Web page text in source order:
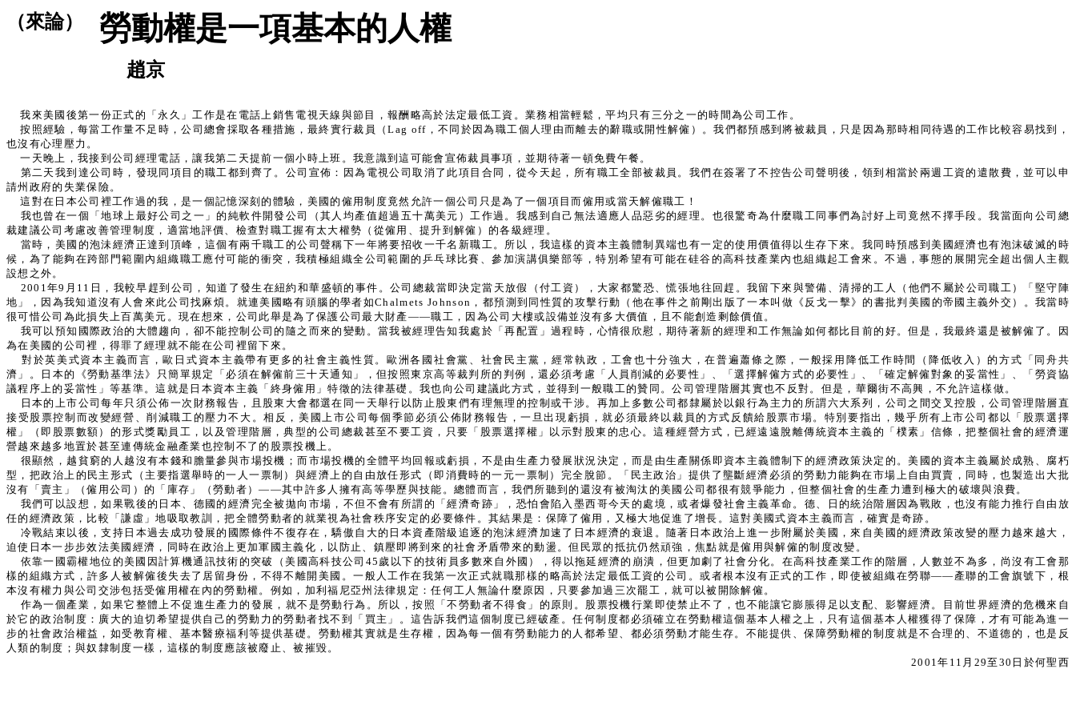
（來論） 勞動權是一項基本的人權
趙京
我來美國後第一份正式的「永久」工作是在電話上銷售電視天線與節目，報酬略高於法定最低工資。業務相當輕鬆，平均只有三分之一的時間為公司工作。
按照經驗，每當工作量不足時，公司總會採取各種措施，最終實行裁員（Lag off，不同於因為職工個人理由而離去的辭職或開性解僱）。我們都預感到將被裁員，只是因為那時相同待遇的工作比較容易找到，
也沒有心理壓力。
一天晚上，我接到公司經理電話，讓我第二天提前一個小時上班。我意識到這可能會宣佈裁員事項，並期待著一頓免費午餐。
第二天我到達公司時，發現同項目的職工都到齊了。公司宣佈：因為電視公司取消了此項目合同，從今天起，所有職工全部被裁員。我們在簽署了不控告公司聲明後，領到相當於兩週工資的遣散費，並可以申
請州政府的失業保險。
這對在日本公司裡工作過的我，是一個記憶深刻的體驗，美國的僱用制度竟然允許一個公司只是為了一個項目而僱用或當天解僱職工！
我也曾在一個「地球上最好公司之一」的純軟件開發公司（其人均產值超過五十萬美元）工作過。我感到自己無法適應人品惡劣的經理。也很驚奇為什麼職工同事們為討好上司竟然不擇手段。我當面向公司總
裁建議公司考慮改善管理制度，適當地評價、檢查對職工握有太大權勢（從僱用、提升到解僱）的各級經理。
當時，美國的泡沬經濟正達到頂峰，這個有兩千職工的公司聲稱下一年將要招收一千名新職工。所以，我這樣的資本主義體制異端也有一定的使用價值得以生存下來。我同時預感到美國經濟也有泡沫破滅的時
候，為了能夠在跨部門範圍內組織職工應付可能的衝突，我積極組織全公司範圍的乒乓球比賽、參加演講俱樂部等，特別希望有可能在硅谷的高科技產業內也組織起工會來。不過，事態的展開完全超出個人主觀
設想之外。
2001年9月11日，我較早趕到公司，知道了發生在紐約和華盛頓的事件。公司總裁當即決定當天放假（付工資），大家都驚恐、慌張地往回趕。我留下來與警備、清掃的工人（他們不屬於公司職工）「堅守陣
地」，因為我知道沒有人會來此公司找麻煩。就連美國略有頭腦的學者如Chalmets Johnson，都預測到同性質的攻擊行動（他在事件之前剛出版了一本叫做《反戈一擊》的書批判美國的帝國主義外交）。我當時
很可惜公司為此損失上百萬美元。現在想來，公司此舉是為了保護公司最大財產——職工，因為公司大樓或設備並沒有多大價值，且不能創造剩餘價值。
我可以預知國際政治的大體趨向，卻不能控制公司的隨之而來的變動。當我被經理告知我處於「再配置」過程時，心情很欣慰，期待著新的經理和工作無論如何都比目前的好。但是，我最終還是被解僱了。因
為在美國的公司裡，得罪了經理就不能在公司裡留下來。
對於英美式資本主義而言，歐日式資本主義帶有更多的社會主義性質。歐洲各國社會黨、社會民主黨，經常執政，工會也十分強大，在普遍蕭條之際，一般採用降低工作時間（降低收入）的方式「同舟共
濟」。日本的《勞動基準法》只簡單規定「必須在解僱前三十天通知」，但按照東京高等裁判所的判例，還必須考慮「人員削減的必要性」、「選擇解僱方式的必要性」、「確定解僱對象的妥當性」、「勞資協
議程序上的妥當性」等基準。這就是日本資本主義「終身僱用」特徵的法律基礎。我也向公司建議此方式，並得到一般職工的贊同。公司管理階層其實也不反對。但是，華爾街不高興，不允許這樣做。
日本的上市公司每年只須公佈一次財務報告，且股東大會都選在同一天舉行以防止股東們有理無理的控制或干涉。再加上多數公司都隸屬於以銀行為主力的所謂六大系列，公司之間交叉控股，公司管理階層直
接受股票控制而改變經營、削減職工的壓力不大。相反，美國上市公司每個季節必須公佈財務報告，一旦出現虧損，就必須最終以裁員的方式反饋給股票市場。特別要指出，幾乎所有上市公司都以「股票選擇
權」（即股票數額）的形式獎勵員工，以及管理階層，典型的公司總裁甚至不要工資，只要「股票選擇權」以示對股東的忠心。這種經營方式，已經遠遠脫離傳統資本主義的「樸素」信條，把整個社會的經濟運
營越來越多地置於甚至連傳統金融產業也控制不了的股票投機上。
很顯然，越貧窮的人越沒有本錢和膽量參與市場投機；而市場投機的全體平均回報或虧損，不是由生產力發展狀況決定，而是由生產關係即資本主義體制下的經濟政策決定的。美國的資本主義屬於成熟、腐朽
型，把政治上的民主形式（主要指選舉時的一人一票制）與經濟上的自由放任形式（即消費時的一元一票制）完全脫節。「民主政治」提供了壟斷經濟必須的勞動力能夠在市場上自由買賣，同時，也製造出大批
沒有「賣主」（僱用公司）的「庫存」（勞動者）——其中許多人擁有高等學歷與技能。總體而言，我們所聽到的還沒有被淘汰的美國公司都很有競爭能力，但整個社會的生產力遭到極大的破壞與浪費。
我們可以設想，如果戰後的日本、德國的經濟完全被拋向市場，不但不會有所謂的「經濟奇跡」，恐怕會陷入墨西哥今天的處境，或者爆發社會主義革命。德、日的統治階層因為戰敗，也沒有能力推行自由放
任的經濟政策，比較「謙虛」地吸取教訓，把全體勞動者的就業視為社會秩序安定的必要條件。其結果是：保障了僱用，又極大地促進了增長。這對美國式資本主義而言，確實是奇跡。
冷戰結束以後，支持日本過去成功發展的國際條件不復存在，驕傲自大的日本資產階級追逐的泡沫經濟加速了日本經濟的衰退。隨著日本政治上進一步附屬於美國，來自美國的經濟政策改變的壓力越來越大，
迫使日本一步步效法美國經濟，同時在政治上更加軍國主義化，以防止、鎮壓即將到來的社會矛盾帶來的動盪。但民眾的抵抗仍然頑強，焦點就是僱用與解僱的制度改變。
依靠一國霸權地位的美國因計算機通訊技術的突破（美國高科技公司45歲以下的技術員多數來自外國），得以拖延經濟的崩潰，但更加劇了社會分化。在高科技產業工作的階層，人數並不為多，尚沒有工會那
樣的組織方式，許多人被解僱後失去了居留身份，不得不離開美國。一般人工作在我第一次正式就職那樣的略高於法定最低工資的公司。或者根本沒有正式的工作，即使被組織在勞聯——產聯的工會旗號下，根
本沒有權力與公司交涉包括受僱用權在內的勞動權。例如，加利福尼亞州法律規定：任何工人無論什麼原因，只要參加過三次罷工，就可以被開除解僱。
作為一個產業，如果它整體上不促進生產力的發展，就不是勞動行為。所以，按照「不勞動者不得食」的原則。股票投機行業即使禁止不了，也不能讓它膨脹得足以支配、影響經濟。目前世界經濟的危機來自
於它的政治制度：廣大的迫切希望提供自己的勞動力的勞動者找不到「買主」。這告訴我們這個制度已經破產。任何制度都必須確立在勞動權這個基本人權之上，只有這個基本人權獲得了保障，才有可能為進一
步的社會政治權益，如受教育權、基本醫療福利等提供基礎。勞動權其實就是生存權，因為每一個有勞動能力的人都希望、都必須勞動才能生存。不能提供、保障勞動權的制度就是不合理的、不道德的，也是反
人類的制度；與奴隸制度一樣，這樣的制度應該被廢止、被摧毀。
2001年11月29至30日於何聖西